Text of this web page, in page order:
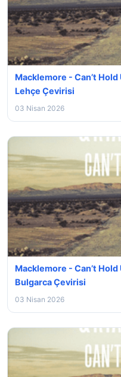
Macklemore - Can’t
Lehçe Çevirisi
03 Nisan 2026
Macklemore - Can’t
Bulgarca Çevirisi
03 Nisan 2026